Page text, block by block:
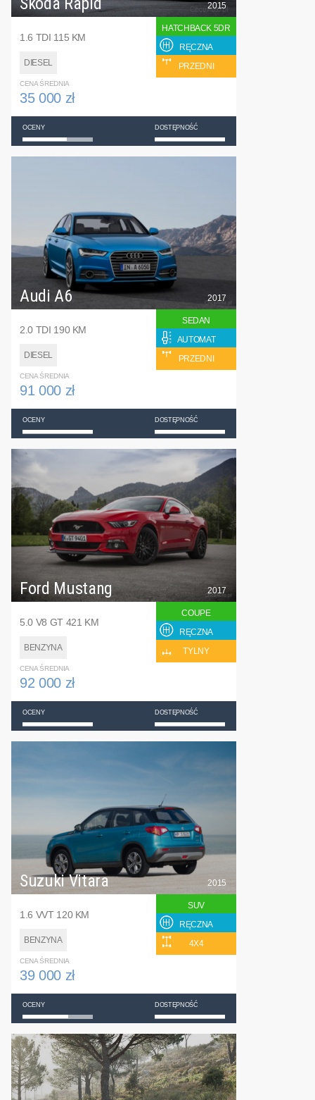
1.6 TDI 115 KM
DIESEL
2015
HATCHBACK 5DR
RĘCZNA
PRZEDNI
CENA ŚREDNIA
35 000 zł
OCENY DOSTĘPNOŚĆ
Audi A6
2.0 TDI 190 KM
DIESEL
2017
SEDAN
AUTOMAT
PRZEDNI
CENA ŚREDNIA
91 000 zł
OCENY DOSTĘPNOŚĆ
Ford Mustang
5.0 V8 GT 421 KM
BENZYNA
2017
COUPE
RĘCZNA
TYLNY
CENA ŚREDNIA
92 000 zł
OCENY DOSTĘPNOŚĆ
Suzuki Vitara
1.6 VVT 120 KM
BENZYNA
2015
SUV
RĘCZNA
4X4
CENA ŚREDNIA
39 000 zł
OCENY DOSTĘPNOŚĆ